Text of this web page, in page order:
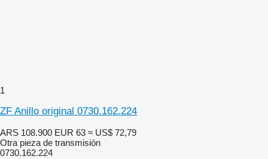
1
ZF Anillo original 0730.162.224
ARS 108.900 EUR 63 ≈ US$ 72,79
Otra pieza de transmisión
0730.162.224